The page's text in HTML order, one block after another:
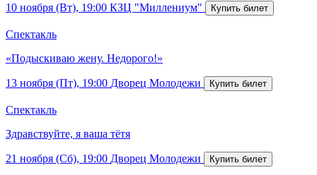
10 ноября (Вт), 19:00 КЗЦ "Миллениум"
Спектакль
«Подыскиваю жену. Недорого!»
13 ноября (Пт), 19:00 Дворец Молодежи
Спектакль
Здравствуйте, я ваша тётя
21 ноября (Сб), 19:00 Дворец Молодежи